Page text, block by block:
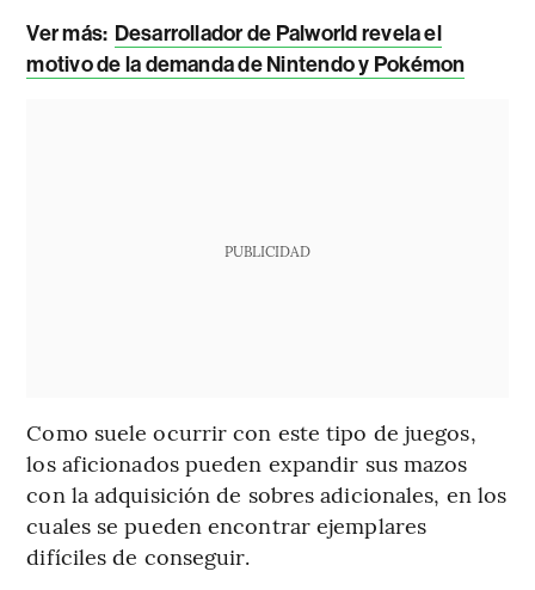
Ver más: Desarrollador de Palworld revela el
motivo de la demanda de Nintendo y Pokémon
PUBLICIDAD
Como suele ocurrir con este tipo de juegos,
los aficionados pueden expandir sus mazos
con la adquisición de sobres adicionales, en los
cuales se pueden encontrar ejemplares
difíciles de conseguir.